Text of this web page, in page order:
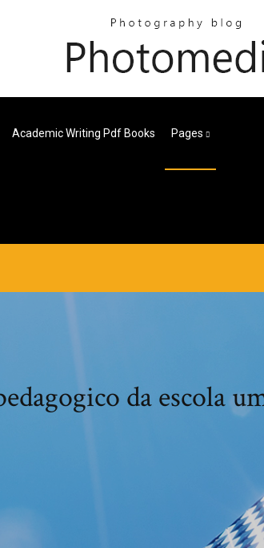
Academic Writing Pdf Books Pages
da escola